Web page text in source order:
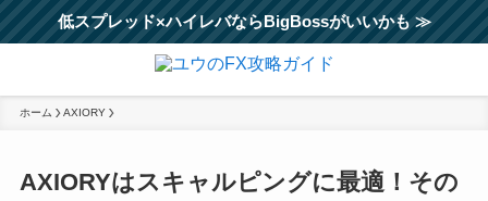
低スプレッド×ハイレバならBigBossがいいかも ≫
ホーム AXIORY
AXIORYはスキャルピングに最適！その